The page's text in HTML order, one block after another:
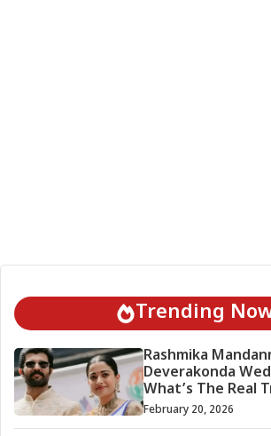
Trending
Rashmika
Deverakonda
What’s The Real
February 20, 2026